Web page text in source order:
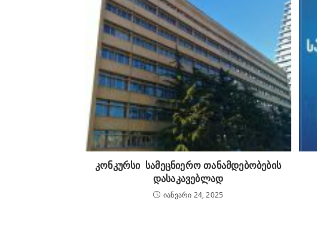
კონკურსი სამეცნიერო თანამდებობების
დასაკავებლად
იანვარი 24, 2025